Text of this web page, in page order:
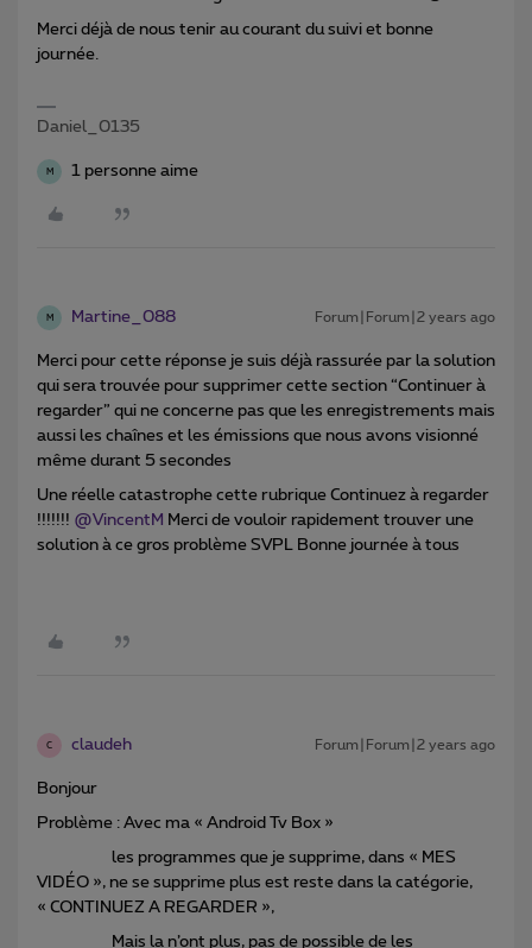
Merci déjà de nous tenir au courant du suivi et bonne
journée.
Daniel_0135
M 1 personne aime
M Martine_088 Forum|Forum|2 years ago
Merci pour cette réponse je suis déjà rassurée par la solution
qui sera trouvée pour supprimer cette section “Continuer à
regarder” qui ne concerne pas que les enregistrements mais
aussi les chaînes et les émissions que nous avons visionné
même durant 5 secondes
Une réelle catastrophe cette rubrique Continuez à regarder
!!!!!!! @VincentM Merci de vouloir rapidement trouver une
solution à ce gros problème SVPL Bonne journée à tous
C claudeh Forum|Forum|2 years ago
Bonjour
Problème : Avec ma « Android Tv Box »
les programmes que je supprime, dans « MES
VIDÉO », ne se supprime plus est reste dans la catégorie,
« CONTINUEZ A REGARDER »,
Mais la n’ont plus, pas de possible de les